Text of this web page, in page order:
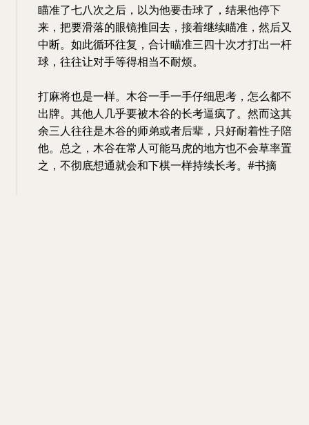
瞄准了七八次之后，以为他要击球了，结果他停下
来，把要滑落的眼镜推回去，接着继续瞄准，然后又
中断。如此循环往复，合计瞄准三四十次才打出一杆
球，往往让对手等得相当不耐烦。
打麻将也是一样。木谷一手一手仔细思考，怎么都不
出牌。其他人几乎要被木谷的长考逼疯了。然而这其
余三人往往是木谷的师弟或者后辈，只好耐着性子陪
他。总之，木谷在常人可能马虎的地方也不会草率置
之，不彻底想通就会和下棋一样持续长考。#书摘